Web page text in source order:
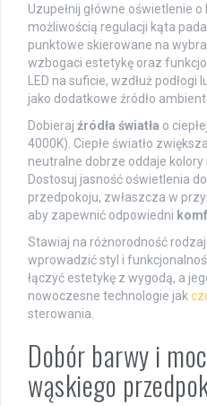
Uzupełnij główne oświetlenie
możliwością regulacji kąta
punktowe skierowane na
wzbogaci estetykę oraz
LED na suficie, wzdłuż
jako dodatkowe źródło
Dobieraj źródła światła o
4000K). Ciepłe światło
neutralne dobrze oddaje
Dostosuj jasność oświetlenia
przedpokoju, zwłaszcza w
aby zapewnić odpowiedni
Stawiaj na różnorodność
wprowadzić styl i
łączyć estetykę z wygodą, a
nowoczesne technologie jak
sterowania.
Dobór barwy i
wąskiego